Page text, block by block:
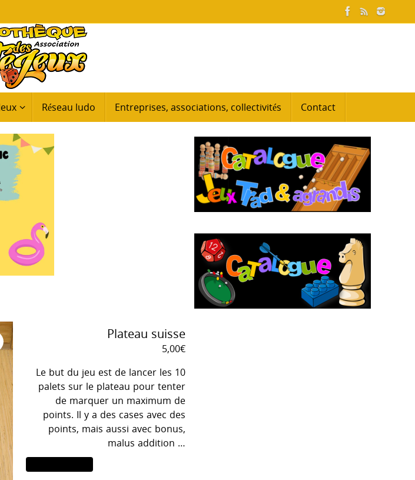
Réseau ludo Entreprises, associations, collectivités Contact
Plateau suisse
5,00€
Le but du jeu est de lancer les 10
palets sur le plateau pour tenter
de marquer un maximum de
points. Il y a des cases avec des
points, mais aussi avec bonus,
malus addition …